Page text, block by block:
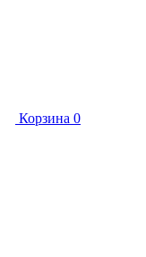
Корзина 0